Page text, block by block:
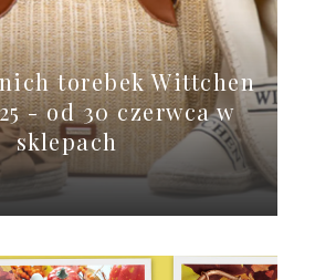
torebek Wittchen
- od 30 czerwca w
sklepach